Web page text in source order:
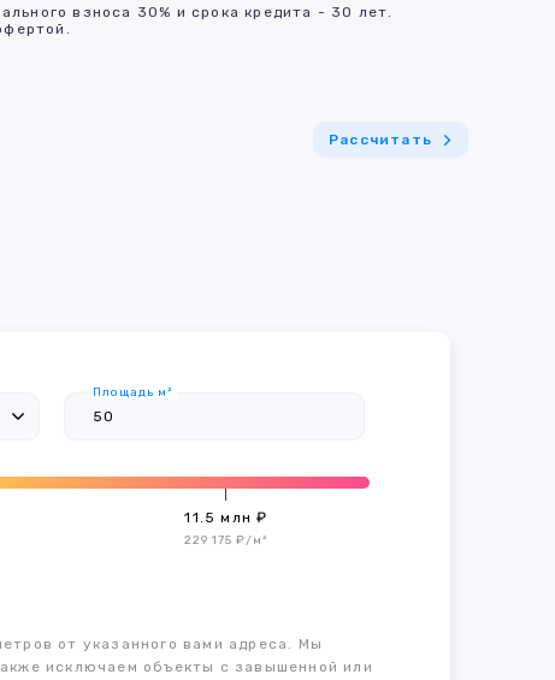
взноса 30% и срока кредита - 30 лет.
Рассчитать
Площадь м²
11.5 млн ₽
229 175 ₽/м²
от указанного вами адреса. Мы
исключаем объекты с завышенной или